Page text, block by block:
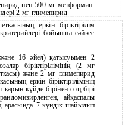
пен 500 мг метформин
2 мг глимепирид
еркін біріктірілім
бойынша сәйкес
16 әйел) қатысуымен 2
біріктірілімінің (2 мг
және 2 мг глимепирид
еркін біріктірілімінің
күйде бірінен соң бірі
айқаспалы
арасында 7-күндік шайылып